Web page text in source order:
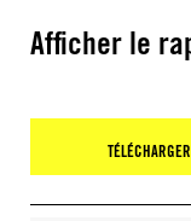
Afficher le